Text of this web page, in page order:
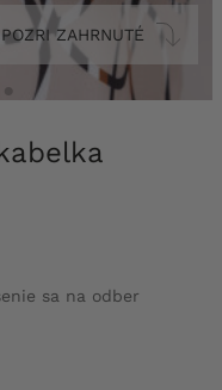
POZRI ZAHRNUTÉ
sa na odber